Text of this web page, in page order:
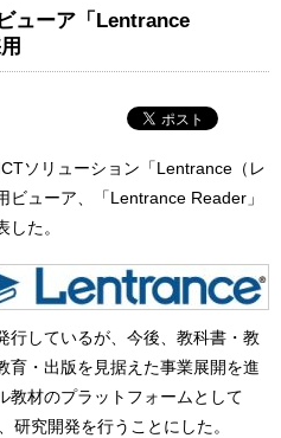
ューア「Lentrance
ソリューション「Lentrance（レ
ビューア、「Lentrance Reader」
た。
行しているが、今後、教科書・教
育・出版を見据えた事業展開を進
教材のプラットフォームとして
研究開発を行うことにした。